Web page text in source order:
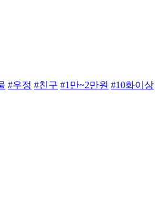
#우정 #친구 #1만~2만원 #10화이상